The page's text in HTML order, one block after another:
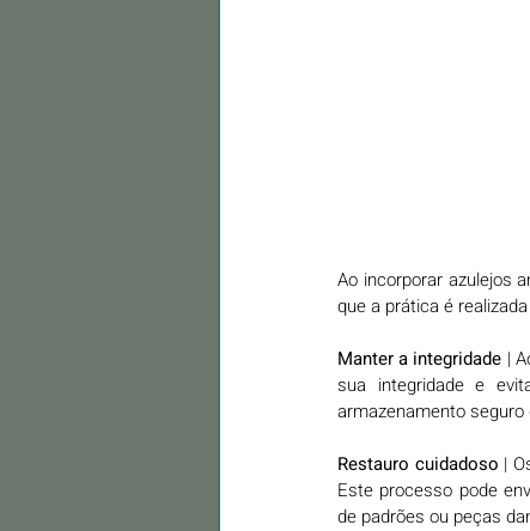
Ao incorporar azulejos
que a prática é
Manter a integridade |
sua integridade e
armazenamento seguro
Restauro cuidadoso |
Este processo pode
de padrões ou peças